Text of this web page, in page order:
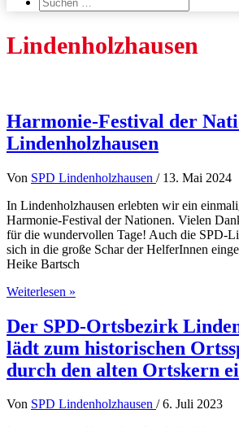
nach:
Lindenholzhausen
Harmonie-Festival der
Lindenholzhausen
Von SPD Lindenholzhausen / 13. Mai 2024
In Lindenholzhausen erlebten wir ein
Harmonie-Festival der Nationen. Vielen
für die wundervollen Tage! Auch die SPD-
sich in die große Schar der HelferInnen
Heike Bartsch
Harmonie-
der
Nationen
in
Lindenholzhausen
Weiterlesen »
Der SPD-Ortsbezirk
lädt zum historischen
durch den alten Ortskern
Von SPD Lindenholzhausen /6. Juli 2023